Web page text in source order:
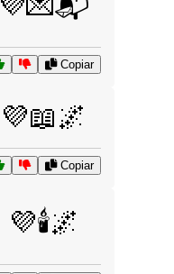
Copiar
💜📖🌌
Copiar
💜🕯️🌌